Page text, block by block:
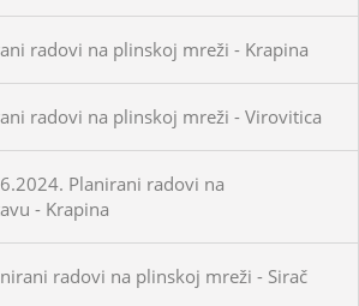
radovi na plinskoj mreži - Krapina
radovi na plinskoj mreži - Virovitica
Planirani radovi na
- Krapina
radovi na plinskoj mreži - Sirač